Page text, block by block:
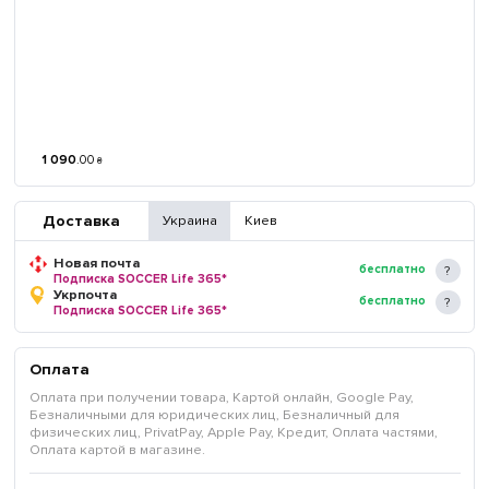
1 090. 00 ₴
Доставка Украина Киев
Новая почта
Подписка SOCCER Life 365*
бесплатно
Укрпочта
Подписка SOCCER Life 365*
бесплатно
Оплата
Оплата при получении товара, Картой онлайн, Google Pay,
Безналичными для юридических лиц, Безналичный для
физических лиц, PrivatPay, Apple Pay, Кредит, Оплата частями,
Оплата картой в магазине.